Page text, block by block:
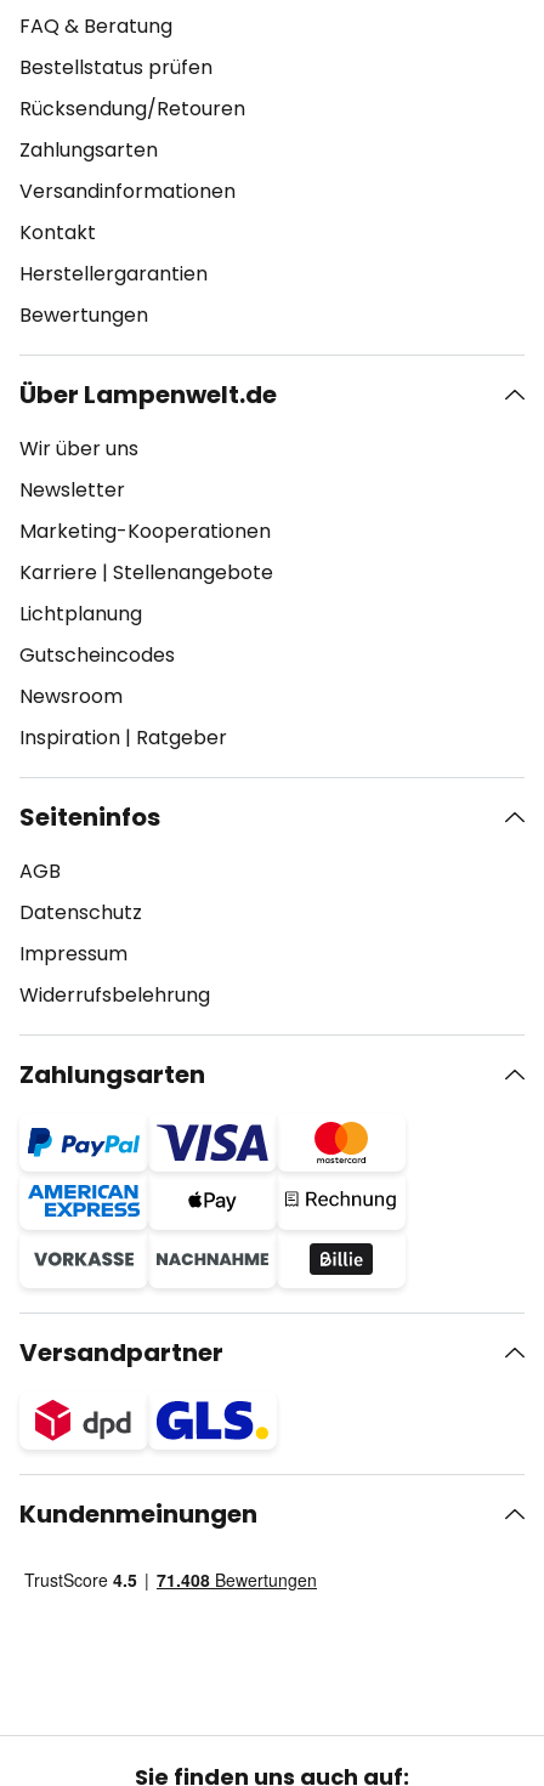
FAQ & Beratung
Bestellstatus prüfen
Rücksendung/Retouren
Zahlungsarten
Versandinformationen
Kontakt
Herstellergarantien
Bewertungen
Über Lampenwelt.de
Wir über uns
Newsletter
Marketing-Kooperationen
Karriere | Stellenangebote
Lichtplanung
Gutscheincodes
Newsroom
Inspiration | Ratgeber
Seiteninfos
AGB
Datenschutz
Impressum
Widerrufsbelehrung
Zahlungsarten
Versandpartner
Kundenmeinungen
Sie finden uns auch auf: